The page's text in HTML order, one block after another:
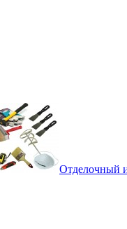
Отделочный